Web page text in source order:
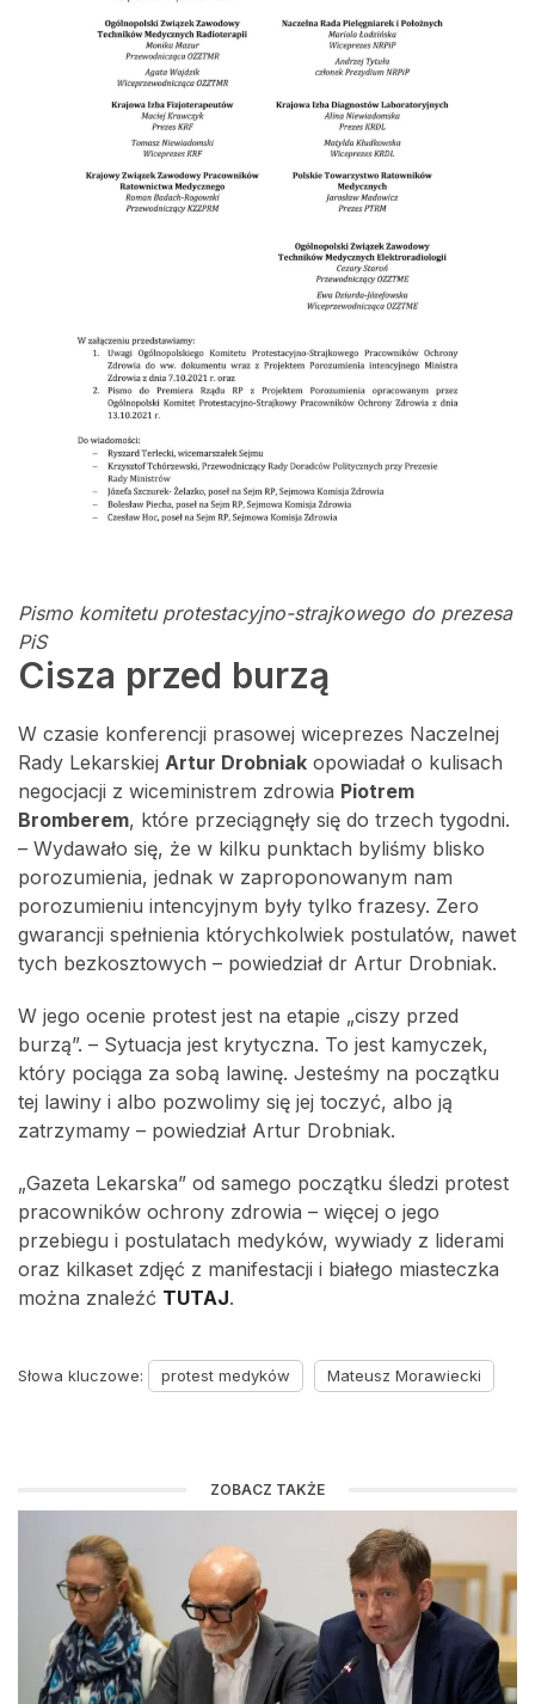
Pismo komitetu protestacyjno-strajkowego do prezesa
PiS
Cisza przed burzą
W czasie konferencji prasowej wiceprezes Naczelnej
Rady Lekarskiej Artur Drobniak opowiadał o kulisach
negocjacji z wiceministrem zdrowia Piotrem
Bromberem, które przeciągnęły się do trzech tygodni.
– Wydawało się, że w kilku punktach byliśmy blisko
porozumienia, jednak w zaproponowanym nam
porozumieniu intencyjnym były tylko frazesy. Zero
gwarancji spełnienia którychkolwiek postulatów, nawet
tych bezkosztowych – powiedział dr Artur Drobniak.
W jego ocenie protest jest na etapie „ciszy przed
burzą”. – Sytuacja jest krytyczna. To jest kamyczek,
który pociąga za sobą lawinę. Jesteśmy na początku
tej lawiny i albo pozwolimy się jej toczyć, albo ją
zatrzymamy – powiedział Artur Drobniak.
„Gazeta Lekarska” od samego początku śledzi protest
pracowników ochrony zdrowia – więcej o jego
przebiegu i postulatach medyków, wywiady z liderami
oraz kilkaset zdjęć z manifestacji i białego miasteczka
można znaleźć TUTAJ.
Słowa kluczowe: protest medyków Mateusz Morawiecki
ZOBACZ TAKŻE